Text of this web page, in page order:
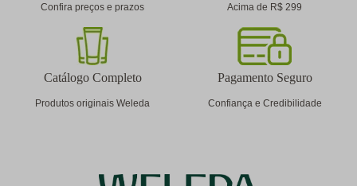
Confira preços e prazos Acima de R$ 299
Catálogo Completo
Produtos originais Weleda
Pagamento Seguro
Confiança e Credibilidade